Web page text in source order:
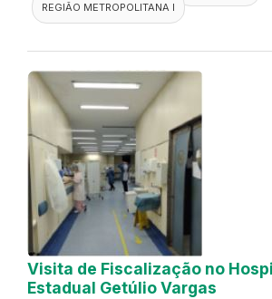
REGIÃO METROPOLITANA I
Visita de Fiscalização no
Estadual Getúlio Vargas